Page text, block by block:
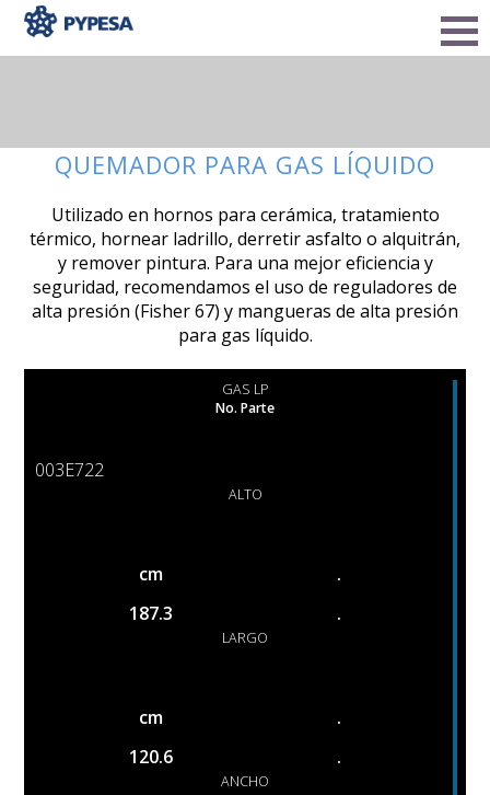
QUEMADOR PARA GAS LÍQUIDO
Utilizado en hornos para cerámica, tratamiento
térmico, hornear ladrillo, derretir asfalto o alquitrán,
y remover pintura. Para una mejor eficiencia y
seguridad, recomendamos el uso de reguladores de
alta presión (Fisher 67) y mangueras de alta presión
para gas líquido.
GAS LP
No. Parte
003E722
ALTO
cm
187.3
.
.
LARGO
cm
120.6
.
.
ANCHO